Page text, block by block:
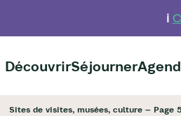
ℹ️
DécouvrirSéjourner
Sites de visites, musées, culture – Page 5